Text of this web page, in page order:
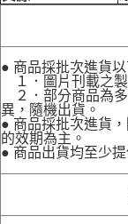
● 商品採批次進貨
１．圖片刊載之製
２．部分商品為
異，隨機出貨。
● 商品採批次進貨
的效期為主。
● 商品出貨均至少